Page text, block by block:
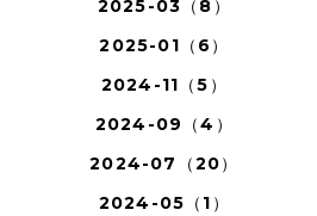
2025-03（8）
2025-01（6）
2024-11（5）
2024-09（4）
2024-07（20）
2024-05（1）